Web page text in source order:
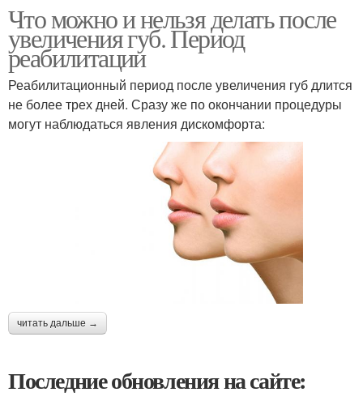
Что можно и нельзя делать после
увеличения губ. Период
реабилитации
Реабилитационный период после увеличения губ длится
не более трех дней. Сразу же по окончании процедуры
могут наблюдаться явления дискомфорта:
читать дальше →
Последние обновления на сайте: